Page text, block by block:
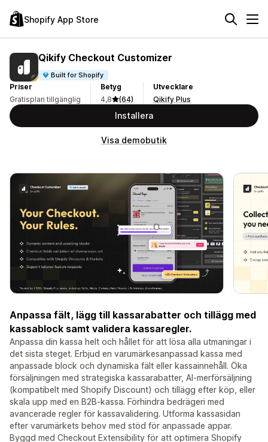
Shopify App Store
Qikify Checkout Customizer
Built for Shopify
Priser
Gratisplan tillgänglig
Betyg
4,8
(64)
Utvecklare
Qikify Plus
Installera
Visa demobutik
Anpassa fält, lägg till kassarabatter och tillägg med
kassablock samt validera kassaregler.
Anpassa din kassa helt och hållet för att lösa alla utmaningar i
det sista steget. Erbjud en varumärkesanpassad kassa med
anpassade block och dynamiska fält eller kassainnehåll. Öka
försäljningen med strategiska kassarabatter, AI-merförsäljning
(kompatibelt med Shopify Discount) och tillägg efter köp, eller
skala upp med en B2B-kassa. Förhindra bedrägeri med
avancerade regler för kassavalidering. Utforma kassasidan
efter varumärkets behov med stöd för anpassade appar.
Byggd med Checkout Extensibility för att optimera Shopify